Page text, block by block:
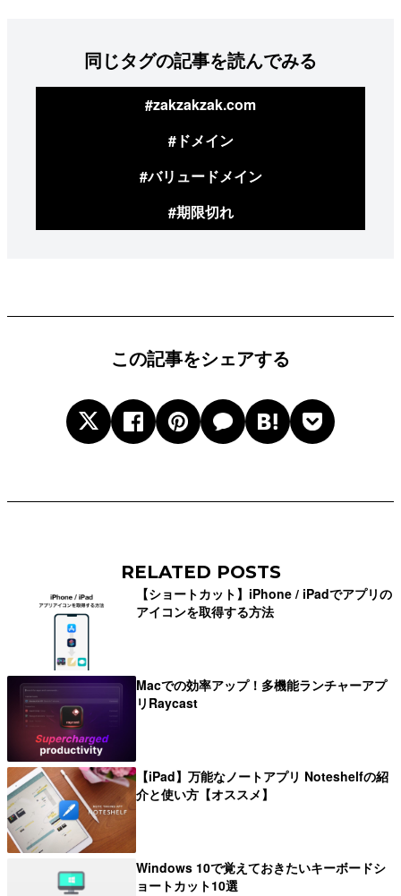
同じタグの記事を読んでみる
#zakzakzak.com
#ドメイン
#バリュードメイン
#期限切れ
この記事をシェアする
RELATED POSTS
【ショートカット】iPhone / iPadでアプリの
アイコンを取得する方法
Macでの効率アップ！多機能ランチャーアプ
リRaycast
【iPad】万能なノートアプリ Noteshelfの紹
介と使い方【オススメ】
Windows 10で覚えておきたいキーボードシ
ョートカット10選